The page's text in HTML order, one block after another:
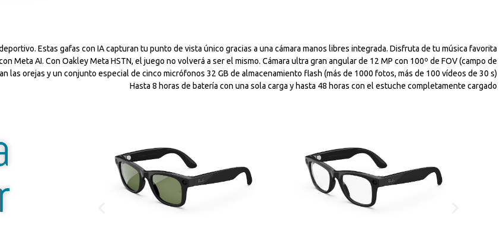
Estas gafas con IA capturan tu punto de vista único gracias a una cámara manos libres integrada. Disfruta de tu música favorita
Meta AI. Con Oakley Meta HSTN, el juego no volverá a ser el mismo. Cámara ultra gran angular de 12 MP con 100º de FOV (campo de
orejas y un conjunto especial de cinco micrófonos 32 GB de almacenamiento flash (más de 1000 fotos, más de 100 vídeos de 30 s)
Hasta 8 horas de batería con una sola carga y hasta 48 horas con el estuche completamente cargado